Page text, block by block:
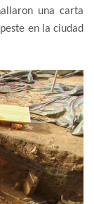
una carta
en la ciudad